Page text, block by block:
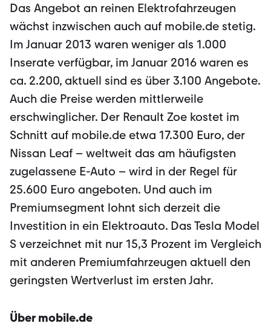
Das Angebot an reinen Elektrofahrzeugen
wächst inzwischen auch auf mobile.de stetig.
Im Januar 2013 waren weniger als 1.000
Inserate verfügbar, im Januar 2016 waren es
ca. 2.200, aktuell sind es über 3.100 Angebote.
Auch die Preise werden mittlerweile
erschwinglicher. Der Renault Zoe kostet im
Schnitt auf mobile.de etwa 17.300 Euro, der
Nissan Leaf – weltweit das am häufigsten
zugelassene E-Auto – wird in der Regel für
25.600 Euro angeboten. Und auch im
Premiumsegment lohnt sich derzeit die
Investition in ein Elektroauto. Das Tesla Model
S verzeichnet mit nur 15,3 Prozent im Vergleich
mit anderen Premiumfahrzeugen aktuell den
geringsten Wertverlust im ersten Jahr.
Über mobile.de